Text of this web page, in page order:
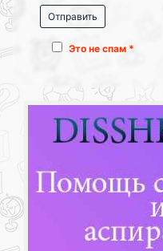
Это не спам *